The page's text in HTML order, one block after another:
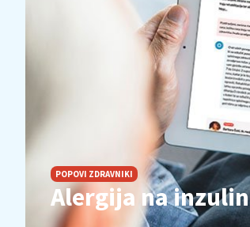
POPOVI ZDRAVNIKI
Alergija na inzulin